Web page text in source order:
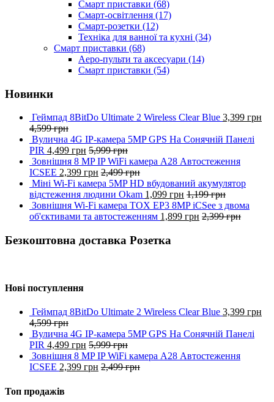
Смарт приставки (68)
Смарт-освітлення (17)
Смарт-розетки (12)
Техніка для ванної та кухні (34)
Смарт приставки (68)
Аеро-пульти та аксесуари (14)
Смарт приставки (54)
Новинки
Геймпад 8BitDo Ultimate 2 Wireless Clear Blue 3,399 грн
4,599грн
Вулична 4G IP-камера 5MP GPS На Сонячній Панелі
PIR 4,499 грн 5,999грн
Зовнішня 8 MP IP WiFi камера A28 Автостеження
ICSEE 2,399 грн 2,499грн
Міні Wi-Fi камера 5MP HD вбудований акумулятор
відстеження людини Okam 1,099 грн 1,199грн
Зовнішня Wi-Fi камера TOX EP3 8MP iCSee з двома
об'єктивами та автостеженням 1,899 грн 2,399грн
Безкоштовна доставка Розетка
Нові поступлення
Геймпад 8BitDo Ultimate 2 Wireless Clear Blue 3,399 грн
4,599грн
Вулична 4G IP-камера 5MP GPS На Сонячній Панелі
PIR 4,499 грн 5,999грн
Зовнішня 8 MP IP WiFi камера A28 Автостеження
ICSEE 2,399 грн 2,499грн
Топ продажів